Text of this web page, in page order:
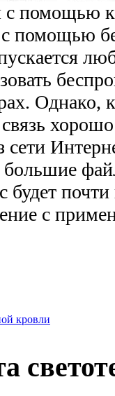
помощью
помощью
Однако,
сети
большие
почти
с
кровли